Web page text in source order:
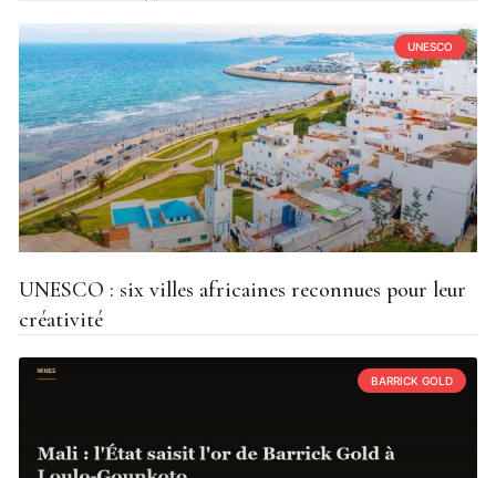
UNESCO
UNESCO : six villes africaines reconnues pour leur
créativité
BARRICK GOLD